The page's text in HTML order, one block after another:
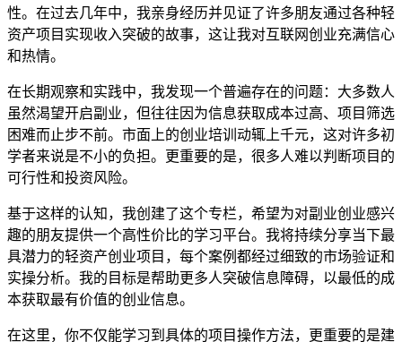
性。在过去几年中，我亲身经历并见证了许多朋友通过各种轻
资产项目实现收入突破的故事，这让我对互联网创业充满信心
和热情。
在长期观察和实践中，我发现一个普遍存在的问题：大多数人
虽然渴望开启副业，但往往因为信息获取成本过高、项目筛选
困难而止步不前。市面上的创业培训动辄上千元，这对许多初
学者来说是不小的负担。更重要的是，很多人难以判断项目的
可行性和投资风险。
基于这样的认知，我创建了这个专栏，希望为对副业创业感兴
趣的朋友提供一个高性价比的学习平台。我将持续分享当下最
具潜力的轻资产创业项目，每个案例都经过细致的市场验证和
实操分析。我的目标是帮助更多人突破信息障碍，以最低的成
本获取最有价值的创业信息。
在这里，你不仅能学习到具体的项目操作方法，更重要的是建